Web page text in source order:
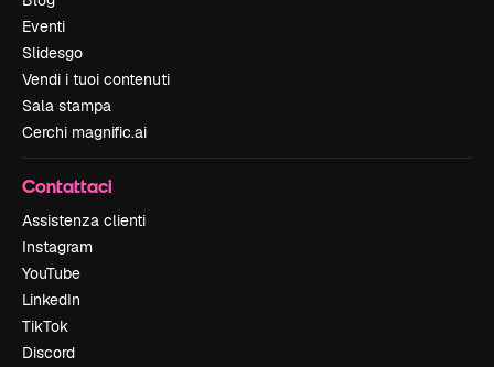
Eventi
Slidesgo
Vendi i tuoi contenuti
Sala stampa
Cerchi magnific.ai
Contattaci
Assistenza clienti
Instagram
YouTube
LinkedIn
TikTok
Discord